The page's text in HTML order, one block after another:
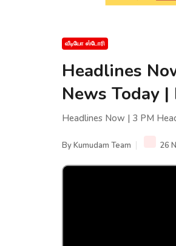
வீடியோ ஸ்டோரி
Headlines
News Today
Headlines Now | 3 PM
ByKumudam Team 26